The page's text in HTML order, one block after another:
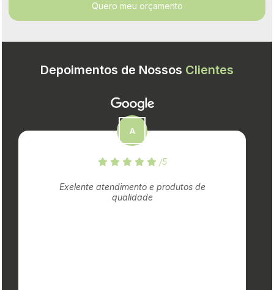
Quero meu orçamento
Depoimentos de Nossos Clientes
/5
Exelente atendimento e produtos de
qualidade